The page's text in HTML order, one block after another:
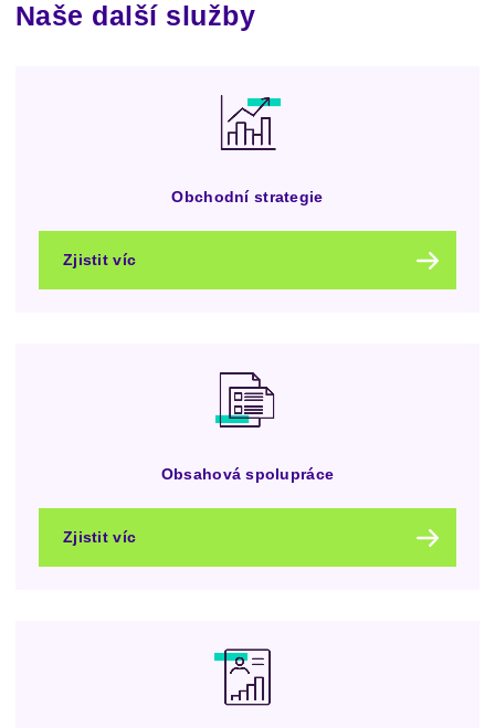
Naše další služby
Obchodní strategie
Zjistit víc
Obsahová spolupráce
Zjistit víc